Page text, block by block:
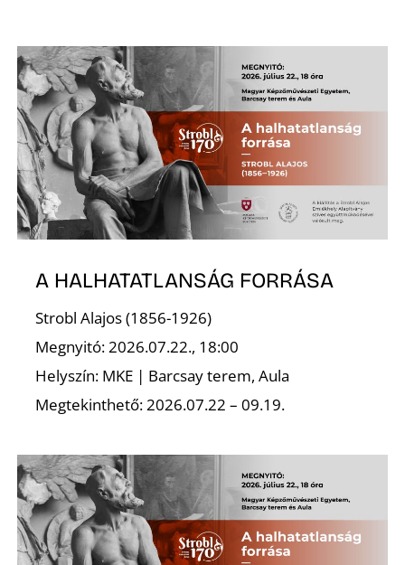
A HALHATATLANSÁG FORRÁSA
Strobl Alajos (1856-1926)
Megnyitó: 2026.07.22., 18:00
Helyszín: MKE | Barcsay terem, Aula
Megtekinthető: 2026.07.22 – 09.19.